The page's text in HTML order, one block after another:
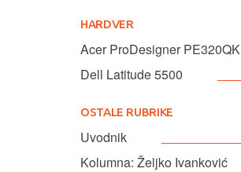
HARDVER
Acer ProDesigner PE320QK
Dell Latitude 5500
OSTALE RUBRIKE
Uvodnik
Kolumna: Željko Ivanković